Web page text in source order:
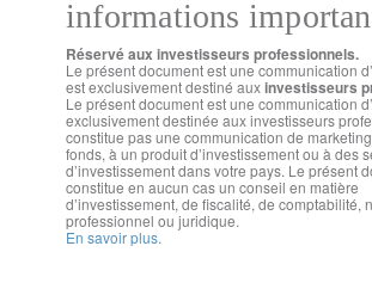
informations
Réservé aux investisseurs professionnels.
Le présent document est une communication
est exclusivement destiné auxinvestisseurs
Le présent document est une communication
exclusivement destinée aux investisseurs
constitue pas une communication de
fonds, à un produit d’investissement ou à des
d’investissement dans votre pays. Le présent
constitue en aucun cas un conseil en matière
d’investissement, de fiscalité, de comptabilité,
professionnel ou juridique.
En savoir plus.